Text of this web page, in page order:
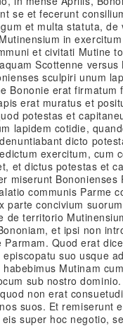
se et fecerunt
et multa statuta, de
in
et civitati Mutine
Scottenne versus
sculpiri unum
Bononie erat
erat muratus et
potestas et
lapidem cotidie,
dicto
exercitum, cum
et dictus potestas et
miserunt Bononienses
communis Parme
parte concivium
de territorio
et ipsi non
Parmam. Quod erat
episcopatu suo usque
Mutinam
sub nostro
non erat
suos. Et remiserunt
super hoc negotio,